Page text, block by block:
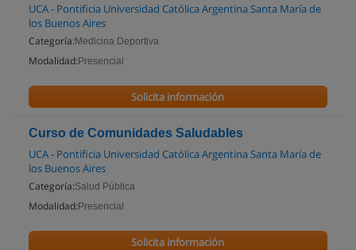
UCA - Pontificia Universidad Católica Argentina Santa María de
los Buenos Aires
Categoría: Medicina Deportiva
Modalidad: Presencial
Solicita información
Curso de Comunidades Saludables
UCA - Pontificia Universidad Católica Argentina Santa María de
los Buenos Aires
Categoría:Salud Pública
Modalidad: Presencial
Solicita información